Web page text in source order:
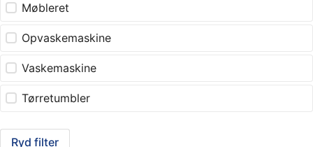
Møbleret
Opvaskemaskine
Vaskemaskine
Tørretumbler
Ryd filter